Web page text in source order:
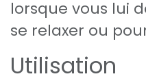
lorsque vous lui
se relaxer ou
Utilisation